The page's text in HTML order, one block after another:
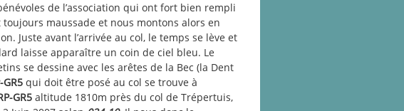
de l’association qui ont fort bien rempli
maussade et nous montons alors en
Juste avant l’arrivée au col, le temps se lève et
laisse apparaître un coin de ciel bleu. Le
se dessine avec les arêtes de la Bec (la Dent
GR5 qui doit être posé au col se trouve à
GR5 altitude 1810m près du col de Trépertuis,